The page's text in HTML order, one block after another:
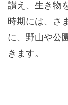
讃え、生き物
時期には、さ
に、野山や公
きます。